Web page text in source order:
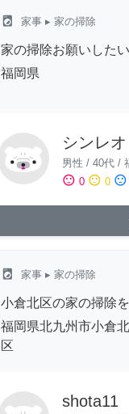
local_laundry_service 家事▸ 家の掃除
家の掃除お願いしたい
福岡県
シンレオ
男性 / 40代/
sentiment_satisfied 0 sentiment_neutral 0 sentiment_dissatisfied
local_laundry_service 家事▸ 家の掃除
小倉北区の家の掃除
福岡県北九州市小倉北
区
shota11